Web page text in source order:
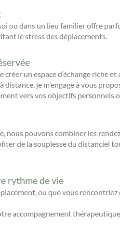
ou dans un lieu familier offre
le stress des déplacements.
un espace d’échange riche
distance, je m'engage à vous
vers vos objectifs personnels
nous pouvons combiner les
de la souplesse du distanciel
rythme de vie
ou que vous
accompagnement